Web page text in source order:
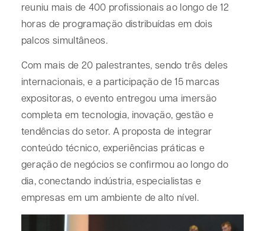
reuniu mais de 400 profissionais ao longo de 12
horas de programação distribuídas em dois
palcos simultâneos.
Com mais de 20 palestrantes, sendo três deles
internacionais, e a participação de 15 marcas
expositoras, o evento entregou uma imersão
completa em tecnologia, inovação, gestão e
tendências do setor. A proposta de integrar
conteúdo técnico, experiências práticas e
geração de negócios se confirmou ao longo do
dia, conectando indústria, especialistas e
empresas em um ambiente de alto nível.